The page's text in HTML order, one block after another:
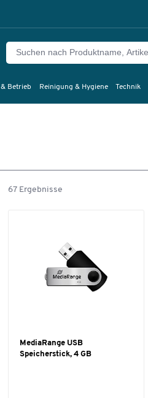
Betrieb Reinigung & Hygiene Technik
67 Ergebnisse
MediaRange USB
Speicherstick, 4 GB